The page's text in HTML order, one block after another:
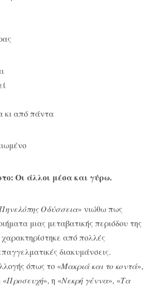
κι από πάντα
Οι άλλοι μέσα και γύρω.
Πηνελόπης Οδύσσεια» νιώθω πως
μιας μεταβατικής περιόδου της
από πολλές
διακυμάνσεις.
όπως το «Μακριά και το κοντά»,
«Προσευχή», η «Νεκρή γέννα», «Τα